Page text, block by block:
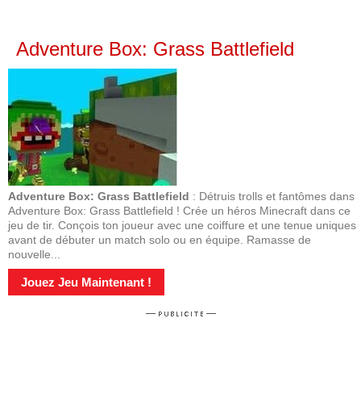
Adventure Box: Grass Battlefield
Adventure Box: Grass Battlefield : Détruis trolls et fantômes dans
Adventure Box: Grass Battlefield ! Crée un héros Minecraft dans ce
jeu de tir. Conçois ton joueur avec une coiffure et une tenue uniques
avant de débuter un match solo ou en équipe. Ramasse de
nouvelle...
Jouez Jeu Maintenant !